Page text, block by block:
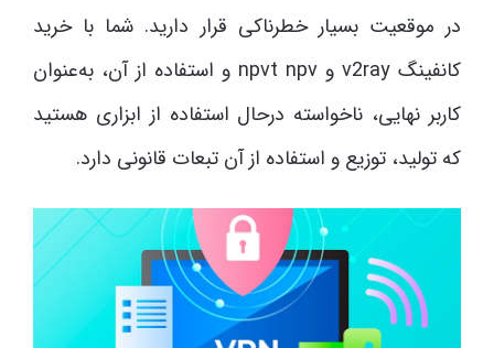
در موقعیت بسیار خطرناکی قرار دارید. شما با خرید
کانفینگ v2ray و npvt npv و استفاده از آن، به‌عنوان
کاربر نهایی، ناخواسته درحال استفاده از ابزاری هستید
که تولید، توزیع و استفاده از آن تبعات قانونی دارد.